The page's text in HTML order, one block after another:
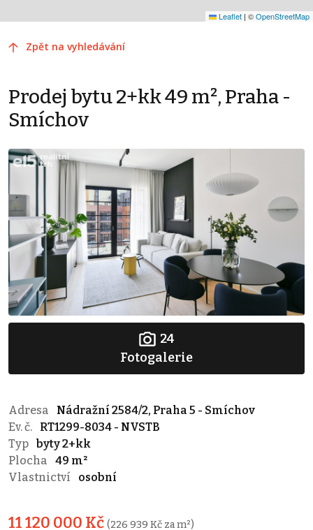
Leaflet | ©OpenStreetMap
Zpět na vyhledávání
Prodej bytu 2+kk 49 m², Praha -
Smíchov
24
Fotogalerie
Adresa
Nádražní 2584/2, Praha 5 - Smíchov
Ev. č.
RT1299-8034 - NVSTB
Typ byty 2+kk
Plocha
49 m²
Vlastnictví
osobní
11 120 000 Kč (226 939 Kč za m²)